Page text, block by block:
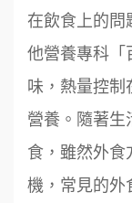
在飲食上的
他營養專科「
味，熱量控
營養。隨著
食，雖然外
機，常見的外